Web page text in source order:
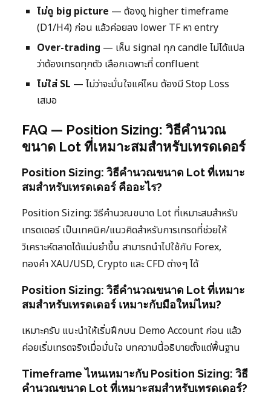
ไม่ดู big picture — ต้องดู higher timeframe
(D1/H4) ก่อน แล้วค่อยลง lower TF หา entry
Over-trading — เห็น signal ทุก candle ไม่ได้แปล
ว่าต้องเทรดทุกตัว เลือกเฉพาะที่ confluent
ไม่ใส่ SL — ไม่ว่าจะมั่นใจแค่ไหน ต้องมี Stop Loss
เสมอ
FAQ — Position Sizing: วิธีคำนวณ
ขนาด Lot ที่เหมาะสมสำหรับเทรดเดอร์
Position Sizing: วิธีคำนวณขนาด Lot ที่เหมาะ
สมสำหรับเทรดเดอร์ คืออะไร?
Position Sizing: วิธีคำนวณขนาด Lot ที่เหมาะสมสำหรับ
เทรดเดอร์ เป็นเทคนิค/แนวคิดสำหรับการเทรดที่ช่วยให้
วิเคราะห์ตลาดได้แม่นยำขึ้น สามารถนำไปใช้กับ Forex,
ทองคำ XAU/USD, Crypto และ CFD ต่างๆ ได้
Position Sizing: วิธีคำนวณขนาด Lot ที่เหมาะ
สมสำหรับเทรดเดอร์ เหมาะกับมือใหม่ไหม?
เหมาะครับ แนะนำให้เริ่มฝึกบน Demo Account ก่อน แล้ว
ค่อยเริ่มเทรดจริงเมื่อมั่นใจ บทความนี้อธิบายตั้งแต่พื้นฐาน
Timeframe ไหนเหมาะกับ Position Sizing: วิธี
คำนวณขนาด Lot ที่เหมาะสมสำหรับเทรดเดอร์?